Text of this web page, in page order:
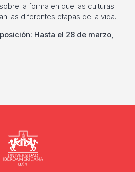
la forma en que las culturas
las diferentes etapas de la vida.
Hasta el 28 de marzo,